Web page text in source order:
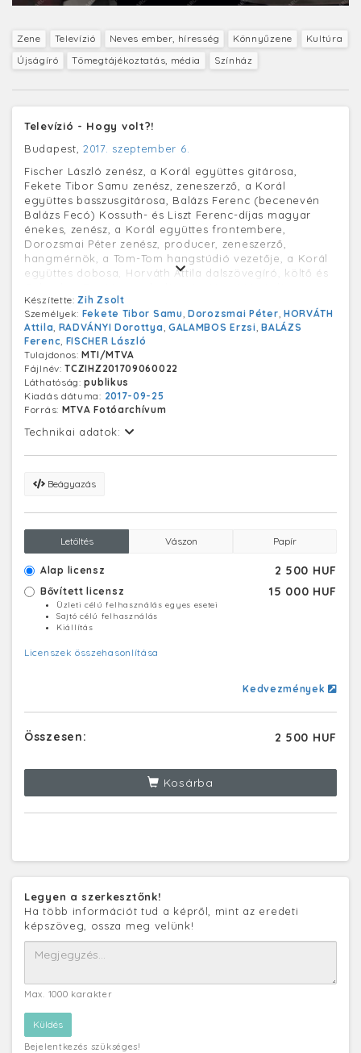
Zene Televízió Neves ember, híresség Könnyűzene
Kultúra
Újságíró
Tömegtájékoztatás, média Színház
Televízió - Hogy volt?!
Budapest, 2017. szeptember 6.
Fischer László zenész, a Korál együttes gitárosa,
Fekete Tibor Samu zenész, zeneszerző, a Korál
együttes basszusgitárosa, Balázs Ferenc (becenevén
Balázs Fecó) Kossuth- és Liszt Ferenc-díjas magyar
énekes, zenész, a Korál együttes frontembere,
Dorozsmai Péter zenész, producer, zeneszerző,
hangmérnök, a Tom-Tom hangstúdió vezetője, a Korál
együttes dobosa, Horváth Attila dalszövegíró, költő és
színművésznő, érdemes és kiváló művész, a
Halhatatlanok Társulatának örökös tagja (b-j) Radványi
Dorottya műsorvezető (háttal) társaságában a Hogy
volt?! című tv-műsor felvételén, az MTVA Kunigunda
utcai gyártóbázisának 3-as stúdiójában. A műsorban
Balázs Ferenc és a Korál rockegyüttes munkásságát
idézték meg.
Készítette:Zih Zsolt
Személyek: Fekete Tibor Samu ,Dorozsmai Péter HORVÁTH
Attila RADVÁNYI Dorottya GALAMBOS Erzsi ,BALÁZS
Ferenc FISCHER László
Tulajdonos:MTI/MTVA
Fájlnév:TCZIHZ201709060022
Láthatóság:publikus
Kiadás dátuma: 2017-09-25
Forrás: MTVA Fotóarchívum
Technikai adatok:
Beágyazás
Letöltés Vászon Papír
Alap licensz 2 500 HUF
Bővített licensz 15 000 HUF
Üzleti célú felhasználás egyes esetei
Sajtó célú felhasználás
Kiállítás
Licenszek összehasonlítása
Kedvezmények
Összesen: 2 500 HUF
Kosárba
Legyen a szerkesztőnk!
Ha több információt tud a képről, mint az eredeti
képszöveg, ossza meg velünk!
Max. 1000 karakter
Bejelentkezés szükséges!